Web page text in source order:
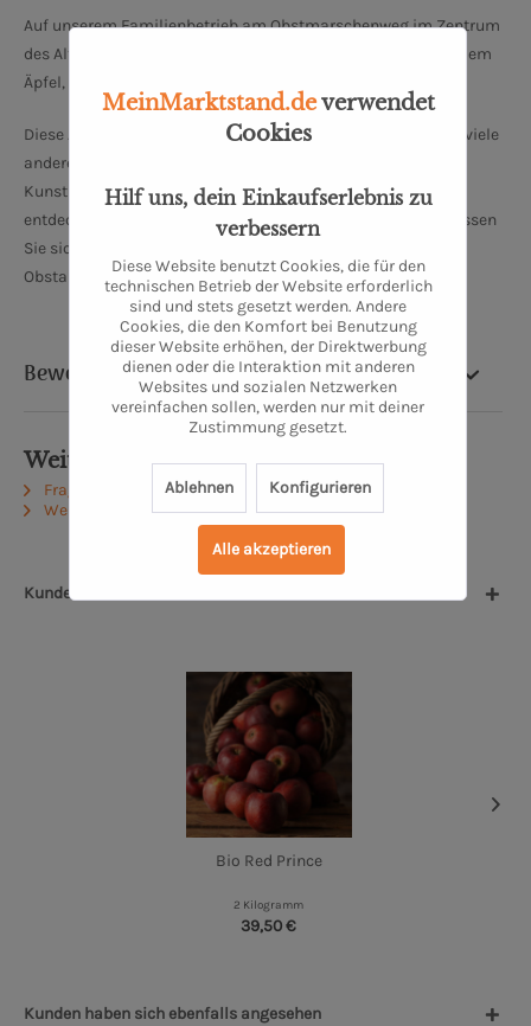
Auf unserem Familienbetrieb am Obstmarschenweg im Zentrum
des Alten Landes bauen wir seit über 230 Jahren Obst, vor allem
Äpfel, an.
Diese Angebote finden Sie in unserem Hofladen, wo es noch viele
andere leckere, teilweise hausgemachte Produkte sowie
Kunsthandwerk und Interessantes aus dem Alten Land zu
entdecken gibt. Schauen Sie auch hinter die Kulissen und lassen
Sie sich von unseren Obstbaumeistern einen Einblick in den
Obstanbau geben.
Bewertung
Weiterführende Links zu "Bio Alkmene"
Fragen zum Artikel?
Weitere Artikel von Obsthof Lefers
Kunden kauften auch
Bio Red Prince
2 Kilogramm
39,50 €
Kunden haben sich ebenfalls angesehen
MeinMarktstand.deverwendet
Cookies
Hilf uns, dein Einkaufserlebnis zu
verbessern
Diese Website benutzt Cookies, die für den
technischen Betrieb der Website erforderlich
sind und stets gesetzt werden. Andere
Cookies, die den Komfort bei Benutzung
dieser Website erhöhen, der Direktwerbung
dienen oder die Interaktion mit anderen
Websites und sozialen Netzwerken
vereinfachen sollen, werden nur mit deiner
Zustimmung gesetzt.
Ablehnen Konfigurieren
Alle akzeptieren